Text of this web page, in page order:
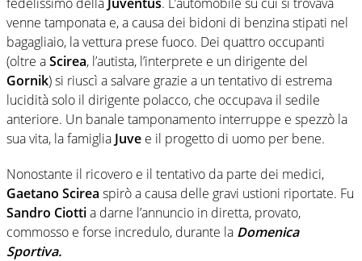
venne tamponata e, a causa dei bidoni di benzina stipati nel
bagagliaio, la vettura prese fuoco. Dei quattro occupanti
(oltre aScirea, l’autista, l’interprete e un dirigente del
Gornik) si riuscì a salvare grazie a un tentativo di estrema
lucidità solo il dirigente polacco, che occupava il sedile
anteriore. Un banale tamponamento interruppe e spezzò la
sua vita, la famiglia Juve e il progetto di uomo per bene.
Nonostante il ricovero e il tentativo da parte dei medici,
Gaetano Scirea spirò a causa delle gravi ustioni riportate. Fu
Sandro Ciottia darne l’annuncio in diretta, provato,
commosso e forse incredulo, durante la Domenica
Sportiva.